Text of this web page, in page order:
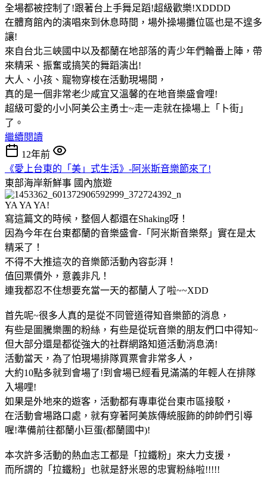
全場都被控制了!跟著台上手舞足蹈!超級歡樂!XDDDD
在體育館內的演唱來到休息時間，場外操場攤位區也是不遑多
讓!
來自台北三峽國中以及都蘭在地部落的青少年們輪番上陣，帶
來精采、振奮或搞笑的舞蹈演出!
大人、小孩、寵物穿梭在活動現場間，
真的是一個非常老少咸宜又溫馨的在地音樂盛會哩!
超級可愛的小小阿美公主勇士~走一走就在操場上「卜街」
了。
繼續閱讀
12年前
《愛上台東的「美」式生活》-阿米斯音樂節來了!
東部海岸新鮮事 國內旅遊
YA YA YA!
寫這篇文的時候，整個人都還在Shaking呀！
因為今年在台東都蘭的音樂盛會-「阿米斯音樂祭」實在是太
精采了！
不得不大推這次的音樂節活動內容彭湃！
值回票價外，意義非凡！
連我都忍不住想要充當一天的都蘭人了啦~~XDD
首先呢~很多人真的是從不同管道得知音樂節的消息，
有些是圖騰樂團的粉絲，有些是從玩音樂的朋友們口中得知~
但大部分還是都從強大的社群網路知道活動消息滴!
活動當天，為了怕現場排隊買票會非常多人，
大約10點多就到會場了!到會場已經看見滿滿的年輕人在排隊
入場哩!
如果是外地來的遊客，活動都有專車從台東市區接駁，
在活動會場路口處，就有穿著阿美族傳統服飾的帥帥們引導
喔!準備前往都蘭小巨蛋(都蘭國中)!
本次許多活動的熱血志工都是「拉鐵粉」來大力支援，
而所謂的「拉鐵粉」也就是舒米恩的忠實粉絲啦!!!!!